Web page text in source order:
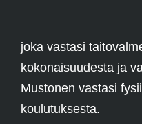
joka vastasi
kokonaisuudesta ja
Mustonen vastasi
koulutuksesta.